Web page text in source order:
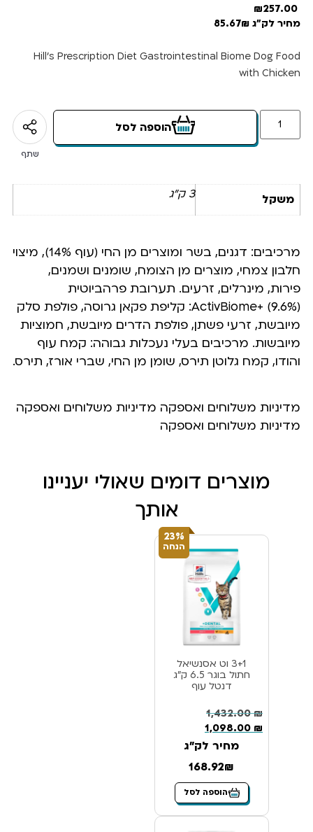
257.00
₪
מחיר לק"ג 85.67₪
Hill’s Prescription Diet Gastrointestinal Biome Dog Food
with Chicken
הוספה לסל
שתף
משקל 3 ק"ג
מרכיבים: דגנים, בשר ומוצרים מן החי (עוף 14%), מיצוי
חלבון צמחי, מוצרים מן הצומח, שומנים ושמנים,
פירות, מינרלים, זרעים. תערובת פרהביוטית
ActivBiome+ (9.6%): קליפת פקאן גרוסה, פולפת סלק
מיובשת, זרעי פשתן, פולפת הדרים מיובשת, חמוציות
מיובשות. מרכיבים בעלי נעכלות גבוהה: קמח עוף
והודו, קמח גלוטן תירס, שומן מן החי, שברי אורז, תירס.
מדיניות משלוחים ואספקה מדיניות משלוחים ואספקה
מדיניות משלוחים ואספקה
מוצרים דומים שאולי יעניינו
אותך
23%
הנחה
3+1 וט אסנשיאל
חתול בוגר 6.5 ק”ג
דנטל עוף
1,432.00₪
1,098.00 ₪
מחיר לק"ג
168.92₪
הוספה לסל